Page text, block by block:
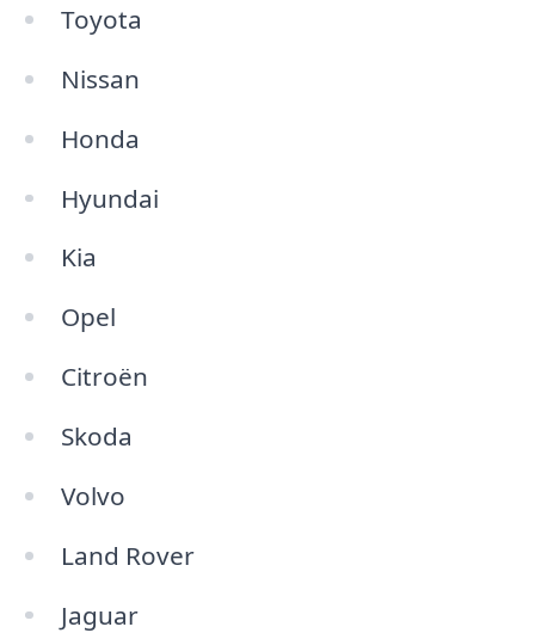
Toyota
Nissan
Honda
Hyundai
Kia
Opel
Citroën
Skoda
Volvo
Land Rover
Jaguar